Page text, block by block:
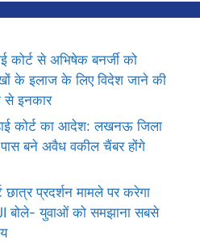
कोर्ट से अभिषेक बनर्जी को
के इलाज के लिए विदेश जाने की
से इनकार
कोर्ट का आदेश: लखनऊ जिला
बने अवैध वकील चैंबर होंगे
छात्र प्रदर्शन मामले पर करेगा
बोले- युवाओं को समझाना सबसे